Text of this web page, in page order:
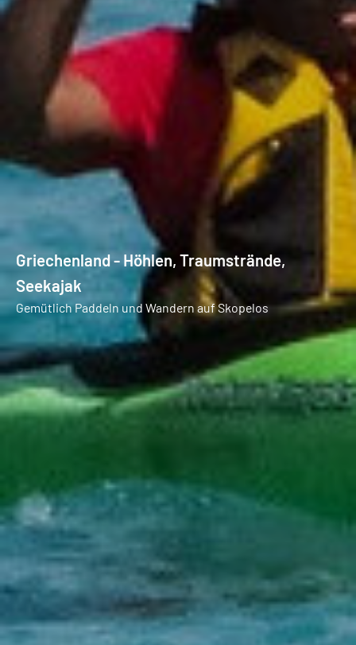
Griechenland - Höhlen, Traumstrände,
Seekajak
Gemütlich Paddeln und Wandern auf Skopelos